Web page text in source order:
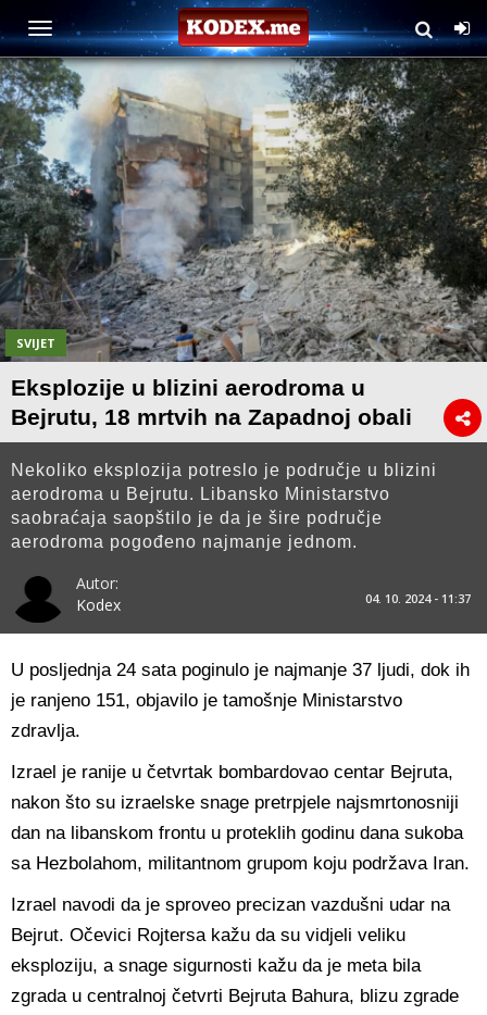
SVIJET
Eksplozije u blizini aerodroma u
Bejrutu, 18 mrtvih na Zapadnoj obali
Nekoliko eksplozija potreslo je područje u blizini
aerodroma u Bejrutu. Libansko Ministarstvo
saobraćaja saopštilo je da je šire područje
aerodroma pogođeno najmanje jednom.
Autor:
Kodex
04. 10. 2024 - 11:37
U posljednja 24 sata poginulo je najmanje 37 ljudi, dok ih
je ranjeno 151, objavilo je tamošnje Ministarstvo
zdravlja.
Izrael je ranije u četvrtak bombardovao centar Bejruta,
nakon što su izraelske snage pretrpjele najsmrtonosniji
dan na libanskom frontu u proteklih godinu dana sukoba
sa Hezbolahom, militantnom grupom koju podržava Iran.
Izrael navodi da je sproveo precizan vazdušni udar na
Bejrut. Očevici Rojtersa kažu da su vidjeli veliku
eksploziju, a snage sigurnosti kažu da je meta bila
zgrada u centralnoj četvrti Bejruta Bahura, blizu zgrade